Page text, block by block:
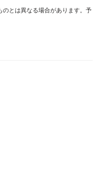
とは異なる場合があります。予